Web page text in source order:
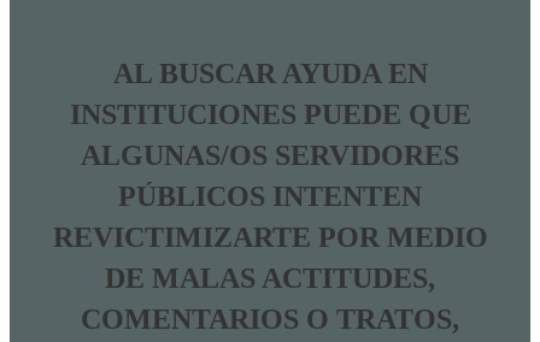
AL BUSCAR AYUDA EN
INSTITUCIONES PUEDE QUE
ALGUNAS/OS SERVIDORES
PÚBLICOS INTENTEN
REVICTIMIZARTE POR MEDIO
DE MALAS ACTITUDES,
COMENTARIOS O TRATOS,